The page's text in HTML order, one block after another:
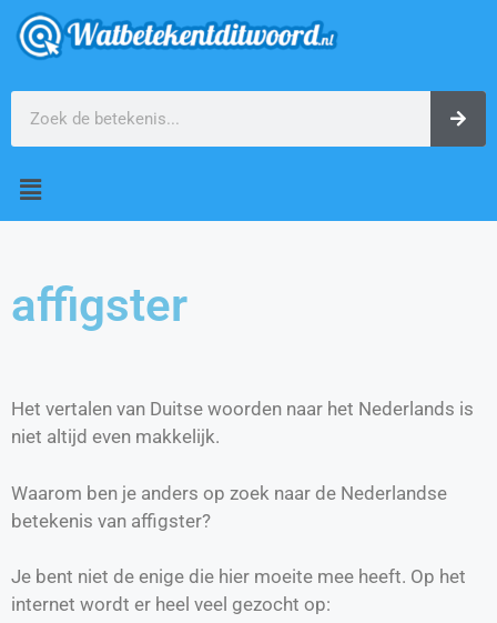
affigster
Het vertalen van Duitse woorden naar het Nederlands is
niet altijd even makkelijk.
Waarom ben je anders op zoek naar de Nederlandse
betekenis van affigster?
Je bent niet de enige die hier moeite mee heeft. Op het
internet wordt er heel veel gezocht op: